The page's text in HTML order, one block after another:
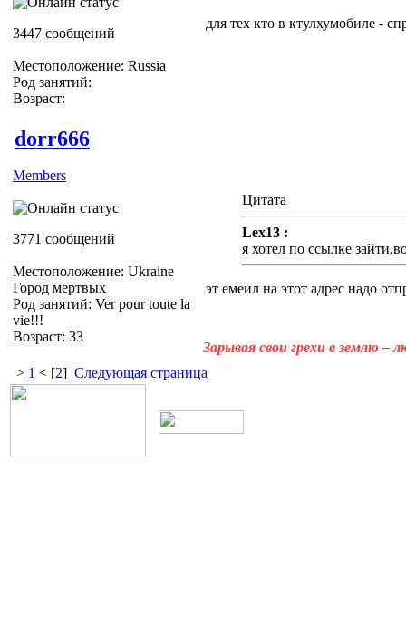
3447 сообщений
Местоположение: Russia
Род занятий:
Возраст:
для тех кто в ктулхумобиле -
dorr666
Members
3771 сообщений
Местоположение: Ukraine
Город мертвых
Род занятий: Ver pour toute la
vie!!!
Возраст: 33
Цитата
Lex13 :
я хотел по ссылке
эт емеил на этот адрес надо
Зарывая свои грехи в землю –
> 1 < [2] Следующая страница